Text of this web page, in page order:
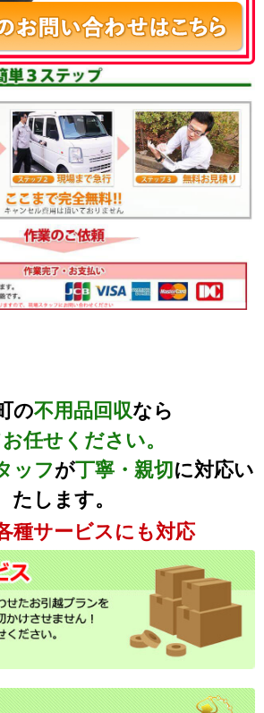
の不用品回収なら
任せください。
ッフが丁寧・親切 に対応い
たします。
種サービスにも対応